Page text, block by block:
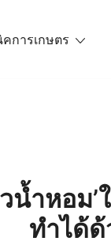
คการเกษตร
น้ำหอม
ทำได้ด้